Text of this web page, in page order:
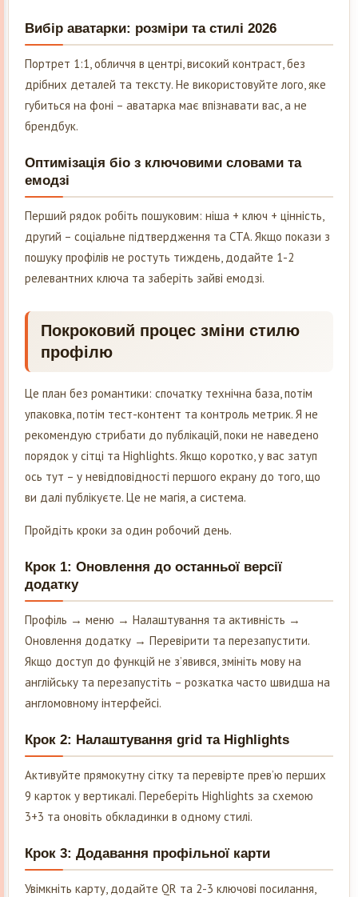
Вибір аватарки: розміри та стилі 2026
Портрет 1:1, обличчя в центрі, високий контраст, без
дрібних деталей та тексту. Не використовуйте лого, яке
губиться на фоні – аватарка має впізнавати вас, а не
брендбук.
Оптимізація біо з ключовими словами та
емодзі
Перший рядок робіть пошуковим: ніша + ключ + цінність,
другий – соціальне підтвердження та CTA. Якщо покази з
пошуку профілів не ростуть тиждень, додайте 1-2
релевантних ключа та заберіть зайві емодзі.
Покроковий процес зміни стилю
профілю
Це план без романтики: спочатку технічна база, потім
упаковка, потім тест-контент та контроль метрик. Я не
рекомендую стрибати до публікацій, поки не наведено
порядок у сітці та Highlights. Якщо коротко, у вас затуп
ось тут – у невідповідності першого екрану до того, що
ви далі публікуєте. Це не магія, а система.
Пройдіть кроки за один робочий день.
Крок 1: Оновлення до останньої версії
додатку
Профіль → меню → Налаштування та активність →
Оновлення додатку → Перевірити та перезапустити.
Якщо доступ до функцій не з’явився, змініть мову на
англійську та перезапустіть – розкатка часто швидша на
англомовному інтерфейсі.
Крок 2: Налаштування grid та Highlights
Активуйте прямокутну сітку та перевірте прев’ю перших
9 карток у вертикалі. Переберіть Highlights за схемою
3+3 та оновіть обкладинки в одному стилі.
Крок 3: Додавання профільної карти
Увімкніть карту, додайте QR та 2-3 ключові посилання,